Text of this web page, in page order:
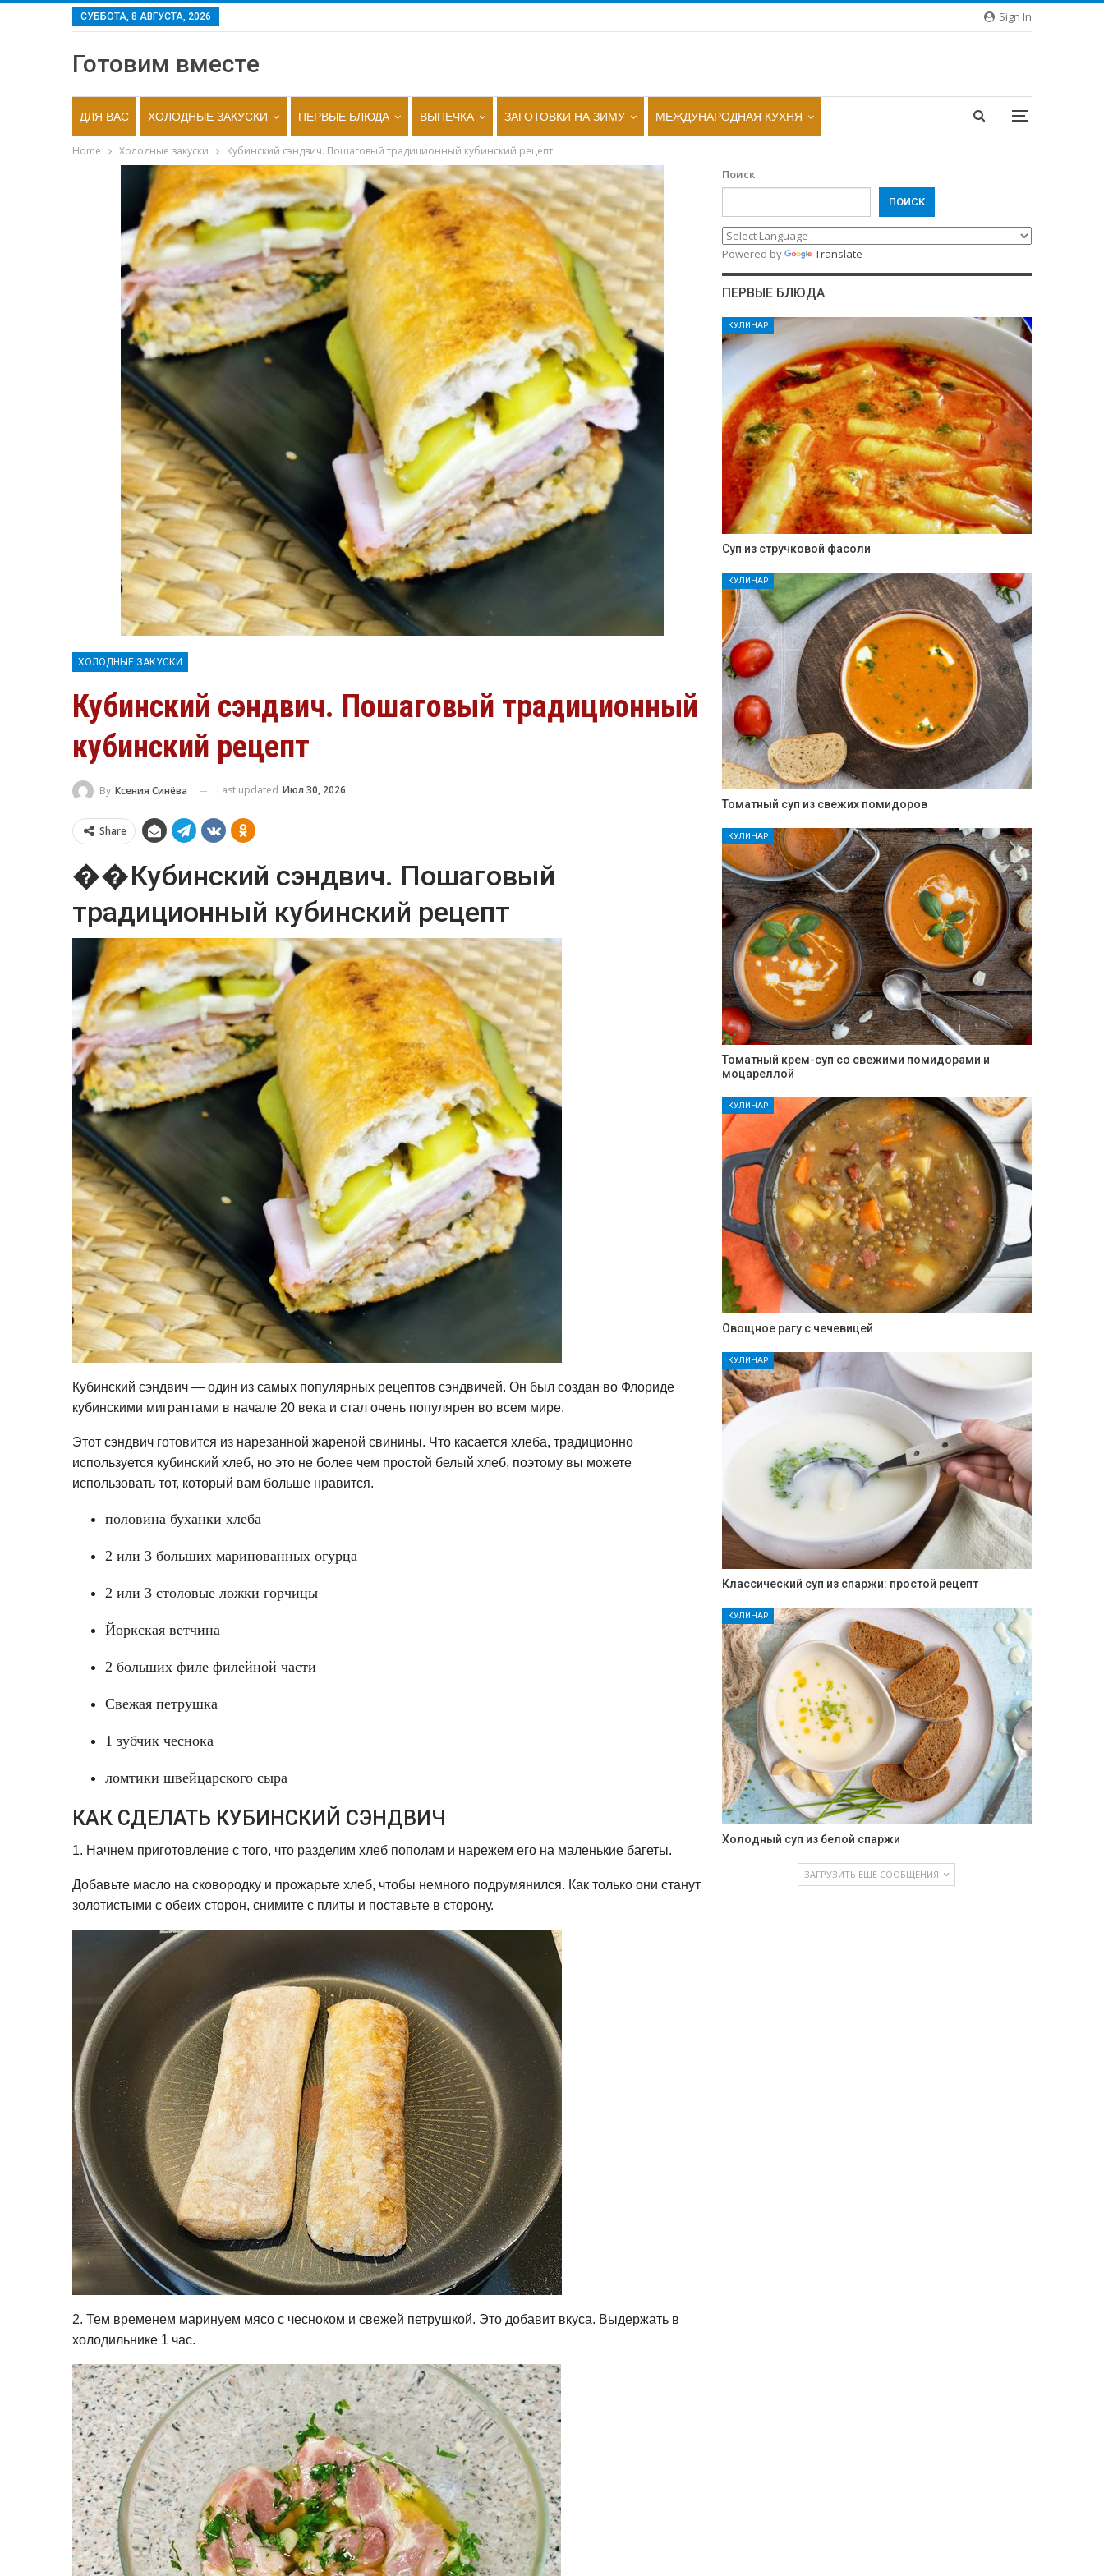
Sign In
СУББОТА, 8 АВГУСТА, 2026
Готовим вместе
ДЛЯ ВАС ХОЛОДНЫЕ ЗАКУСКИ ПЕРВЫЕ БЛЮДА ВЫПЕЧКА ЗАГОТОВКИ НА ЗИМУ МЕЖДУНАРОДНАЯ КУХНЯ
Home Холодные закуски Кубинский сэндвич. Пошаговый традиционный кубинский рецепт
ХОЛОДНЫЕ ЗАКУСКИ
Кубинский сэндвич. Пошаговый традиционный
кубинский рецепт
By Ксения Синёва Last updated Июл 30, 2026
Share
��Кубинский сэндвич. Пошаговый
традиционный кубинский рецепт
Кубинский сэндвич — один из самых популярных рецептов сэндвичей. Он был создан во Флориде
кубинскими мигрантами в начале 20 века и стал очень популярен во всем мире.
Этот сэндвич готовится из нарезанной жареной свинины. Что касается хлеба, традиционно
используется кубинский хлеб, но это не более чем простой белый хлеб, поэтому вы можете
использовать тот, который вам больше нравится.
половина буханки хлеба
2 или 3 больших маринованных огурца
2 или 3 столовые ложки горчицы
Йоркская ветчина
2 больших филе филейной части
Свежая петрушка
1 зубчик чеснока
ломтики швейцарского сыра
КАК СДЕЛАТЬ КУБИНСКИЙ СЭНДВИЧ
1. Начнем приготовление с того, что разделим хлеб пополам и нарежем его на маленькие багеты.
Добавьте масло на сковородку и прожарьте хлеб, чтобы немного подрумянился. Как только они станут
золотистыми с обеих сторон, снимите с плиты и поставьте в сторону.
2. Тем временем маринуем мясо с чесноком и свежей петрушкой. Это добавит вкуса. Выдержать в
холодильнике 1 час.
Поиск
ПОИСК
Powered by Translate
ПЕРВЫЕ БЛЮДА
КУЛИНАР
Суп из стручковой фасоли
КУЛИНАР
Томатный суп из свежих помидоров
КУЛИНАР
Томатный крем-суп со свежими помидорами и
моцареллой
КУЛИНАР
Овощное рагу с чечевицей
КУЛИНАР
Классический суп из спаржи: простой рецепт
КУЛИНАР
Холодный суп из белой спаржи
ЗАГРУЗИТЬ ЕЩЕ СООБЩЕНИЯ